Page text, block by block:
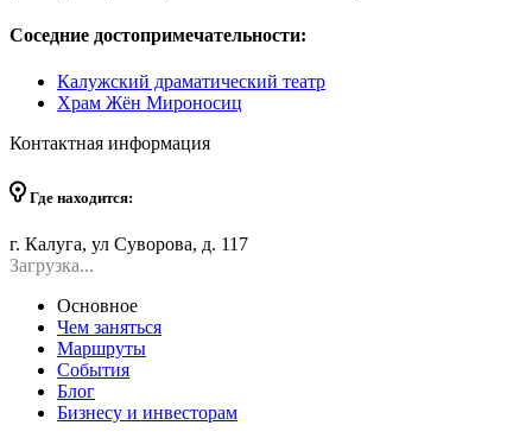
Соседние достопримечательности:
Калужский драматический театр
Храм Жён Мироносиц
Контактная информация
Где находится:
г. Калуга, ул Суворова, д. 117
Загрузка...
Основное
Чем заняться
Маршруты
События
Блог
Бизнесу и инвесторам